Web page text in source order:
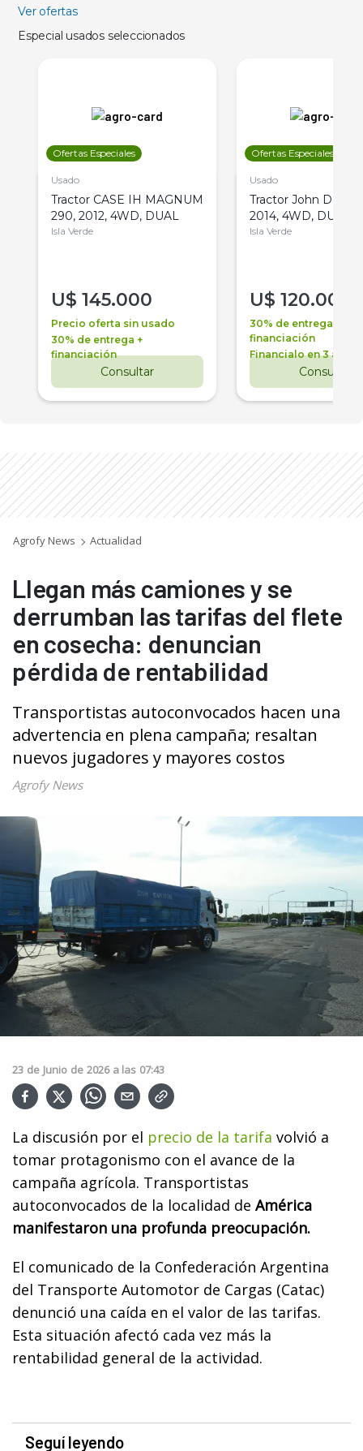
Ver ofertas
Especial usados seleccionados
Ofertas Especiales
Usado
Tractor CASE IH MAGNUM
290, 2012, 4WD, DUAL
Isla Verde
U$ 145.000
Precio oferta sin usado
30% de entrega +
financiación
Consultar
Ofertas Especiales
Usado
Tractor John Deere
2014, 4WD, DUAL
Isla Verde
U$ 120.000
30% de entrega +
financiación
Financialo en 3 años
Consultar
Agrofy News Actualidad
Llegan más camiones y se
derrumban las tarifas del flete
en cosecha: denuncian
pérdida de rentabilidad
Transportistas autoconvocados hacen una
advertencia en plena campaña; resaltan
nuevos jugadores y mayores costos
Agrofy News
23 de Junio de 2026 a las 07:43
La discusión por el precio de la tarifa volvió a
tomar protagonismo con el avance de la
campaña agrícola. Transportistas
autoconvocados de la localidad de América
manifestaron una profunda preocupación.
El comunicado de la Confederación Argentina
del Transporte Automotor de Cargas (Catac)
denunció una caída en el valor de las tarifas.
Esta situación afectó cada vez más la
rentabilidad general de la actividad.
Seguí leyendo